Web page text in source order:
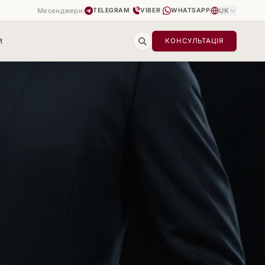
Месенджери: TELEGRAM VIBER | WHATSAPP UK
КОНСУЛЬТАЦІЯ